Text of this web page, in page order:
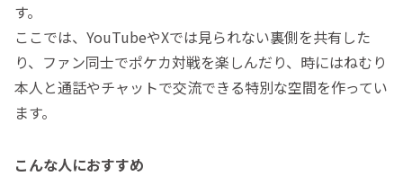
す。
ここでは、YouTubeやXでは見られない裏側を共有した
り、ファン同士でポケカ対戦を楽しんだり、時にはねむり
本人と通話やチャットで交流できる特別な空間を作ってい
ます。
こんな人におすすめ